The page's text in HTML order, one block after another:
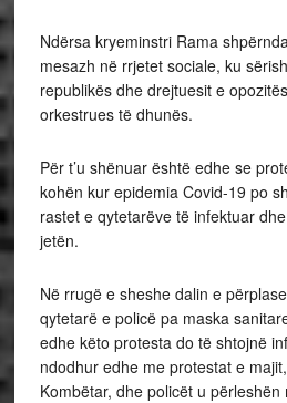
Ndërsa kryeminstri Rama
mesazh në rrjetet sociale, ku
republikës dhe drejtuesit e
orkestrues të dhunës.
Për t’u shënuar është edhe se
kohën kur epidemia Covid-19 po
rastet e qytetarëve të infektuar
jetën.
Në rrugë e sheshe dalin e
qytetarë e policë pa maska
edhe këto protesta do të shtojnë
ndodhur edhe me protestat e
Kombëtar, dhe policët u